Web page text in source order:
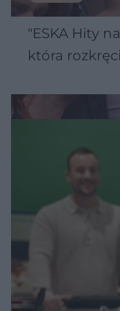
"ESKA Hity
która